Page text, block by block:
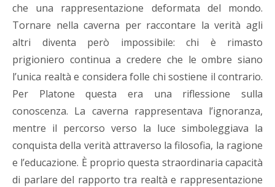
che una rappresentazione deformata del mondo.
Tornare nella caverna per raccontare la verità agli
altri diventa però impossibile: chi è rimasto
prigioniero continua a credere che le ombre siano
l’unica realtà e considera folle chi sostiene il contrario.
Per Platone questa era una riflessione sulla
conoscenza. La caverna rappresentava l’ignoranza,
mentre il percorso verso la luce simboleggiava la
conquista della verità attraverso la filosofia, la ragione
e l’educazione. È proprio questa straordinaria capacità
di parlare del rapporto tra realtà e rappresentazione